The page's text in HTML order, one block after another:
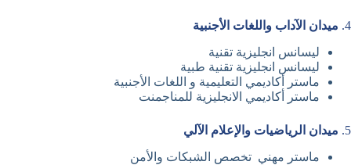
4. ميدان الآداب واللغات الأجنبية
ليسانس انجليزية تقنية
ليسانس انجليزية تقنية طبية
ماستر أكاديمي التعليمية و اللغات الأجنبية
ماستر أكاديمي الانجليزية للمناجمنت
5. ميدان الرياضيات والإعلام الآلي
ماستر مهني تخصص الشبكات والأمن